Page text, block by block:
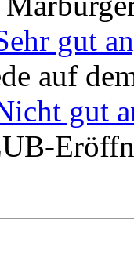
gut
auf
gut